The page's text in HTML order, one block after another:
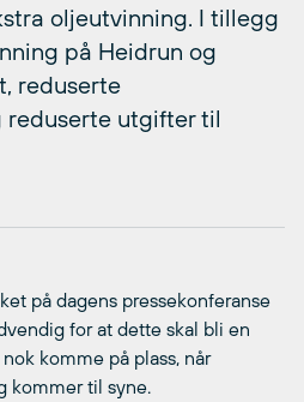
oljeutvinning. I tillegg
på Heidrun og
reduserte
reduserte utgifter til
på dagens pressekonferanse
for at dette skal bli en
komme på plass, når
kommer til syne.